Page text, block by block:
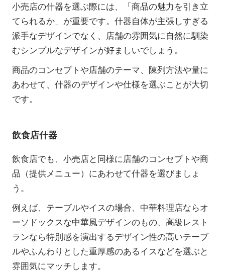
小売店の什器を選ぶ際には、「商品の魅力を引き立
てられるか」が重要です。什器自体が主張しすぎる
派手なデザインでなく、店舗の雰囲気に自然に馴染
むシンプルなデザインが好ましいでしょう。
商品のコンセプトや店舗のテーマ、陳列方法や量に
あわせて、什器のデザインや仕様を選ぶことが大切
です。
飲食店什器
飲食店でも、小売店と同様に店舗のコンセプトや商
品（提供メニュー）にあわせて什器を選びましょ
う。
例えば、テーブルやイスの場合、中華料理店ならオ
ーソドックスな中華風デザインのもの、高級レスト
ランなら特別感を演出するデザイン性の高いテーブ
ルやふんわりとした重厚感のあるイスなどを選ぶと
雰囲気にマッチします。